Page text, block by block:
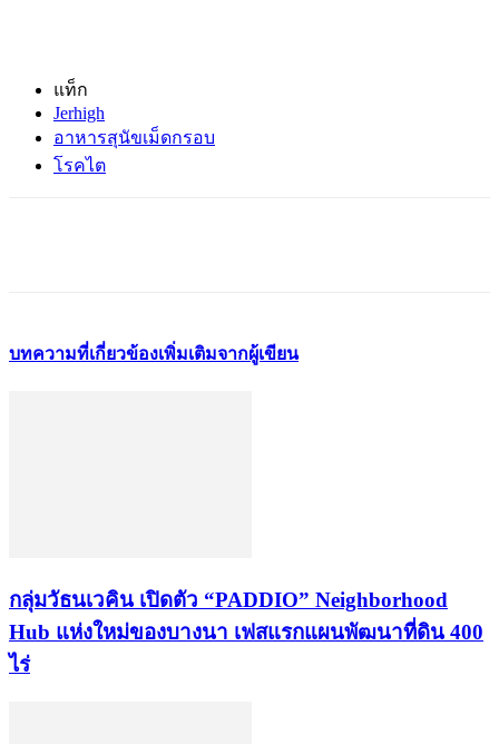
แท็ก
Jerhigh
อาหารสุนัขเม็ดกรอบ
โรคไต
บทความที่เกี่ยวข้องเพิ่มเติมจากผู้เขียน
กลุ่มวัธนเวคิน เปิดตัว “PADDIO” Neighborhood
Hub แห่งใหม่ของบางนา เฟสแรกแผนพัฒนาที่ดิน 400
ไร่